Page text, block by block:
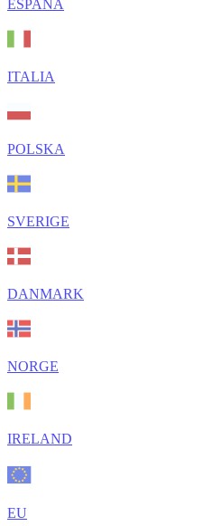
ESPAÑA
ITALIA
POLSKA
SVERIGE
DANMARK
NORGE
IRELAND
EU